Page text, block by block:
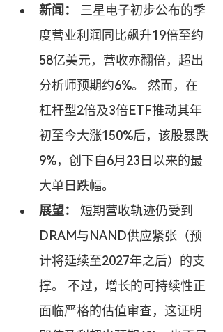
新闻：
三星电子初步公布的季
度营业利润同比飙升19倍至约
58亿美元，营收亦翻倍，超出
分析师预期约6%。 然而，在
杠杆型2倍及3倍ETF推动其年
初至今大涨150%后，该股暴跌
9%，创下自6月23日以来的最
大单日跌幅。
展望：
短期营收轨迹仍受到
DRAM与NAND供应紧张（预
计将延续至2027年之后）的支
撑。 不过，增长的可持续性正
面临严格的估值审查，这证明